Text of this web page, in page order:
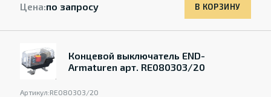
Цена:по запросу В КОРЗИНУ
Концевой выключатель END-
Armaturen арт. RE080303/20
Артикул:RE080303/20